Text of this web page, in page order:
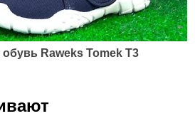
обувь Raweks Tomek T3